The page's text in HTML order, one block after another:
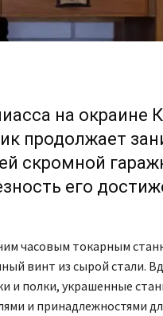
на окраине
продолжает
скромной
его
часовым токарным
винт из сырой стали.
и полки, украшенные
и принадлежностями